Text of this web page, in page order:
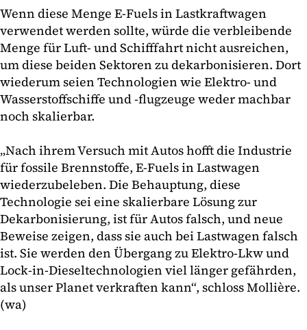
Wenn diese Menge E-Fuels in Lastkraftwagen
verwendet werden sollte, würde die verbleibende
Menge für Luft- und Schifffahrt nicht ausreichen,
um diese beiden Sektoren zu dekarbonisieren. Dort
wiederum seien Technologien wie Elektro- und
Wasserstoffschiffe und -flugzeuge weder machbar
noch skalierbar.
„Nach ihrem Versuch mit Autos hofft die Industrie
für fossile Brennstoffe, E-Fuels in Lastwagen
wiederzubeleben. Die Behauptung, diese
Technologie sei eine skalierbare Lösung zur
Dekarbonisierung, ist für Autos falsch, und neue
Beweise zeigen, dass sie auch bei Lastwagen falsch
ist. Sie werden den Übergang zu Elektro-Lkw und
Lock-in-Dieseltechnologien viel länger gefährden,
als unser Planet verkraften kann“, schloss Mollière.
(wa)